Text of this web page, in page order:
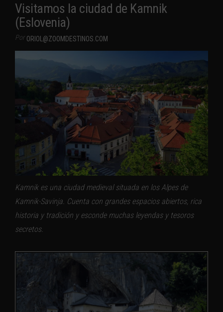
Visitamos la ciudad de Kamnik
(Eslovenia)
Por ORIOL@ZOOMDESTINOS.COM
Kamnik es una ciudad medieval situada en los Alpes de
Kamnik-Savinja. Cuenta con grandes espacios abiertos, rica
historia y tradición y esconde muchas leyendas y tesoros
secretos.